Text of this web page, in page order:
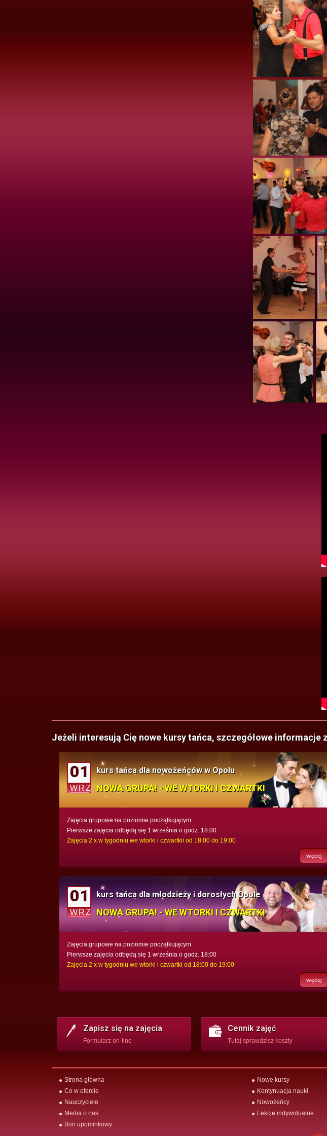
Jeżeli interesują Cię nowe kursy tańca, szczegółowe informacje
01
WRZ
kurs tańca dla nowożeńców w Opolu
NOWA GRUPA! - WE WTORKI I CZWARTKI
Zajęcia grupowe na poziomie początkującym.
Pierwsze zajęcia odbędą się 1 września o godz. 18:00
Zajęcia 2 x w tygodniu we wtorki i czwartkii od 18:00 do 19:00
więcej
01
WRZ
kurs tańca dla młodzieży i dorosłych Opole
NOWA GRUPA! - WE WTORKI I CZWARTKI
Zajęcia grupowe na poziomie początkującym.
Pierwsze zajęcia odbędą się 1 września o godz. 18:00
Zajęcia 2 x w tygodniu we wtorki i czwartki od 18:00 do 19:00
więcej
Zapisz się na zajęcia
Formularz on-line
Cennik zajęć
Tutaj sprawdzisz koszty
Strona główna
Co w ofercie
Nauczyciele
Media o nas
Bon upominkowy
Nowe kursy
Kontynuacja nauki
Nowożeńcy
Lekcje indywidualne